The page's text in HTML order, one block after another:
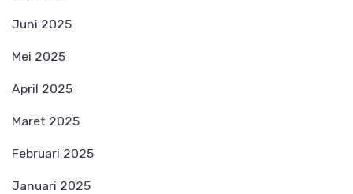
Juni 2025
Mei 2025
April 2025
Maret 2025
Februari 2025
Januari 2025